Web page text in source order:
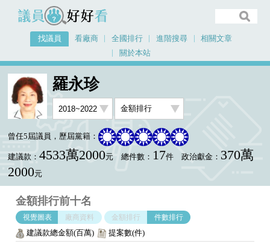
議員好好看
找議員 看廠商 全國排行 進階搜尋
相關文章
關於本站
首頁 找議員 羅永珍
羅永珍
曾任5屆議員，歷屆黨籍：
建議款： 4533萬2000元 總件數： 17件 政治獻金： 370萬
2000元
金額排行前十名
視覺圖表 廠商資料 金額排行 件數排行
建議款總金額(百萬) 提案數(件)